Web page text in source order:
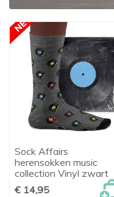
Sock Affairs
herensokken music
collection Vinyl zwart
€ 14,95